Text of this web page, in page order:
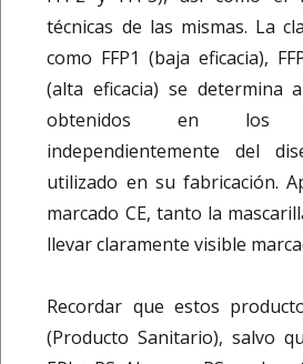
técnicas de las mismas. La
como FFP1 (baja eficacia),
(alta eficacia) se determina
obtenidos en los
independientemente del
utilizado en su fabricación.
marcado CE, tanto la
llevar claramente visible
Recordar que estos
(Producto Sanitario), salvo